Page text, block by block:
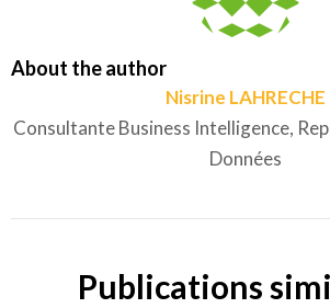
About the author
Nisrine LAHRECHE
Consultante Business Intelligence,
Données
Publications